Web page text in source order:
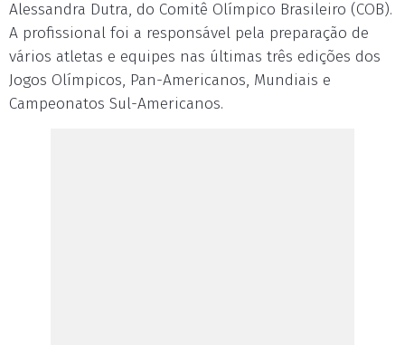
Alessandra Dutra, do Comitê Olímpico Brasileiro (COB).
A profissional foi a responsável pela preparação de
vários atletas e equipes nas últimas três edições dos
Jogos Olímpicos, Pan-Americanos, Mundiais e
Campeonatos Sul-Americanos.